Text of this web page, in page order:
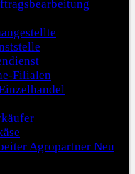
Filialen
Agropartner Neu